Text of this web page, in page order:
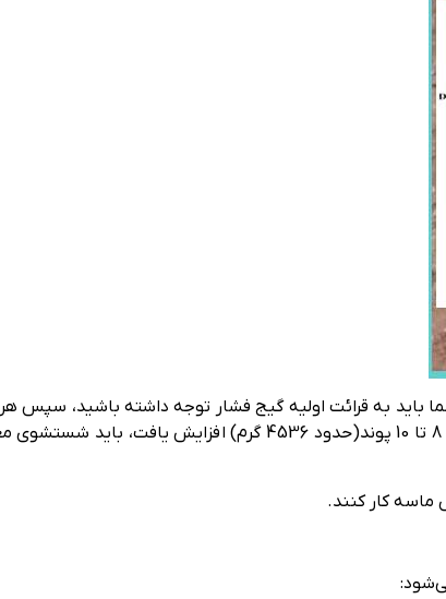
باید به قرائت اولیه گیج فشار توجه داشته باشید، سپس
دو هفته یکبار آن را بررسی کنید؛ تا ببینید فشار افزایش یافته است یا خیر. هنگامی که فشار به 8 تا 10 پوند(حدود 4536 گرم)